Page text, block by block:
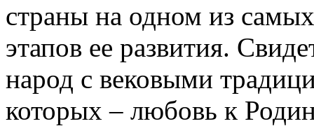
страны на одном из
этапов ее развития.
народ с вековыми
которых – любовь к